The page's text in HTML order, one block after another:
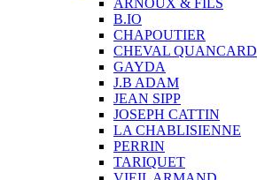
B.IO
CHAPOUTIER
CHEVAL QUANCARD
GAYDA
J.B ADAM
JEAN SIPP
JOSEPH CATTIN
LA CHABLISIENNE
PERRIN
TARIQUET